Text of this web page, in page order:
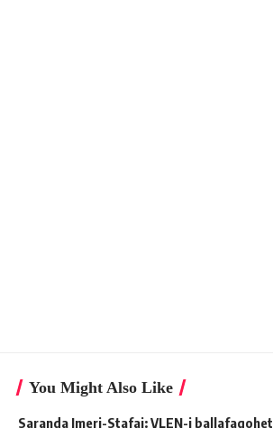
You Might Also Like
Saranda Imeri-Stafai: VLEN-i ballafaqohet